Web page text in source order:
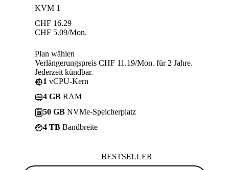
KVM 1
CHF 16.29
CHF 5.09/Mon.
Plan wählen
Verlängerungspreis CHF 11.19/Mon. für 2 Jahre.
Jederzeit kündbar.
1 vCPU-Kern
4 GB RAM
50 GB NVMe-Speicherplatz
4 TB Bandbreite
BESTSELLER